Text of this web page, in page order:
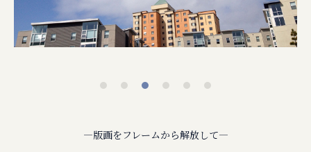
—版画をフレームから解放して—